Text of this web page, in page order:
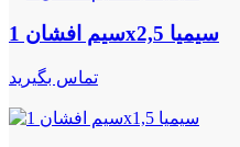
سیم افشان 1x2,5 سیمیا
تماس بگیرید